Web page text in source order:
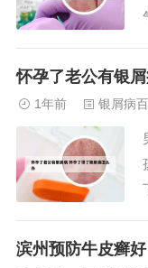
怀孕了老公有银
1年前 银屑病
滨州预防牛皮癣